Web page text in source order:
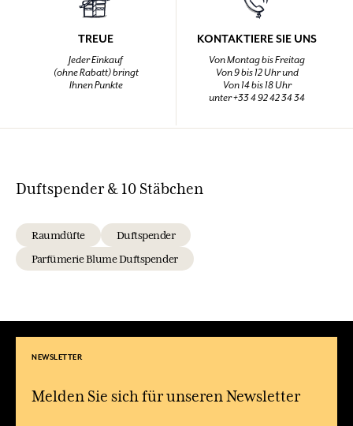
TREUE
Jeder Einkauf
(ohne Rabatt) bringt
Ihnen Punkte
KONTAKTIERE SIE UNS
Von Montag bis Freitag
Von 9 bis 12 Uhr und
Von 14 bis 18 Uhr
unter +33 4 92 42 34 34
Duftspender & 10 Stäbchen
Raumdüfte
Duftspender
Parfümerie Blume Duftspender
NEWSLETTER
Melden Sie sich für unseren Newsletter